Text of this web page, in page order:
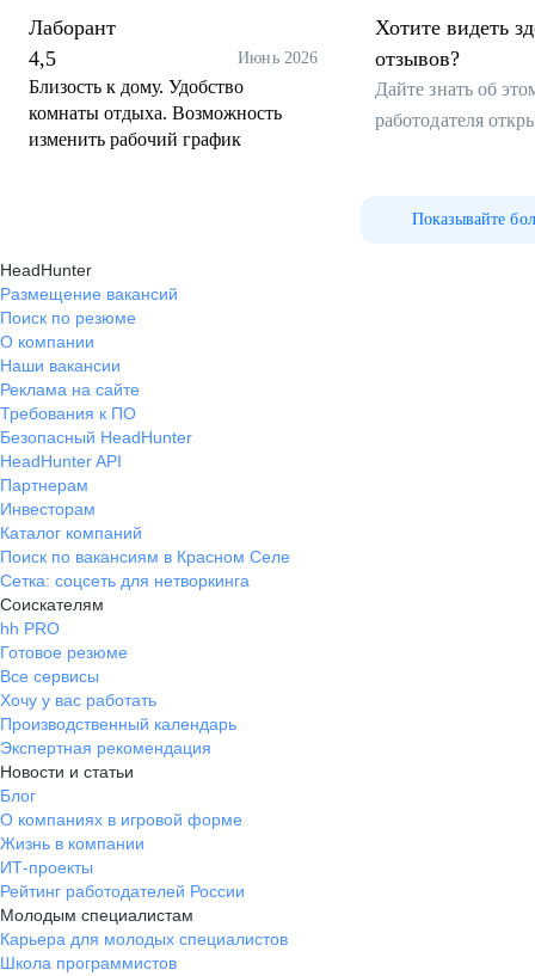
Лаборант
4,5
Июнь 2026
Близость к дому. Удобство
комнаты отдыха. Возможность
изменить рабочий график
Хотите видеть
отзывов?
Дайте знать об
работодателя
Показывайте
HeadHunter
Размещение вакансий
Поиск по резюме
О компании
Наши вакансии
Реклама на сайте
Требования к ПО
Безопасный HeadHunter
HeadHunter API
Партнерам
Инвесторам
Каталог компаний
Поиск по вакансиям в Красном Селе
Сетка: соцсеть для нетворкинга
Соискателям
hh PRO
Готовое резюме
Все сервисы
Хочу у вас работать
Производственный календарь
Экспертная рекомендация
Новости и статьи
Блог
О компаниях в игровой форме
Жизнь в компании
ИТ-проекты
Рейтинг работодателей России
Молодым специалистам
Карьера для молодых специалистов
Школа программистов